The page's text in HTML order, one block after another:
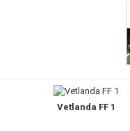
SPELARE & LEDARE
Vetlanda FF 1